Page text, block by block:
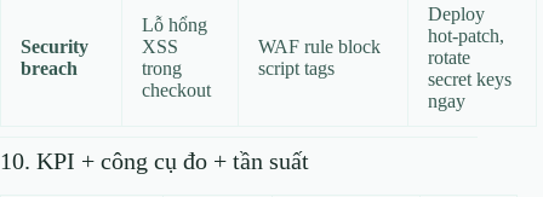
Security
breach
Lỗ hổng
XSS
trong
checkout
WAF rule block
script tags
Deploy
hot‑patch,
rotate
secret keys
ngay
10. KPI + công cụ đo + tần suất